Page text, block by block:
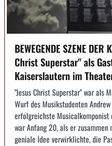
BEWEGENDE SZENE
Christ Superstar" als
Kaiserslautern im
"Jesus Christ Superstar" war als
Wurf des Musikstudenten
erfolgreichste Musicalkomponist
war Anfang 20, als er
geniale Idee verwirklichte, die